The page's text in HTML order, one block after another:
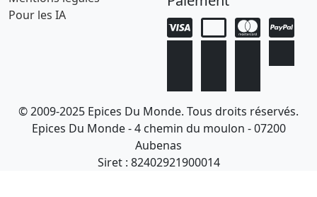
Pour les IA
© 2009-2025 Epices Du Monde. Tous droits réservés.
Epices Du Monde - 4 chemin du moulon - 07200
Aubenas
Siret : 82402921900014